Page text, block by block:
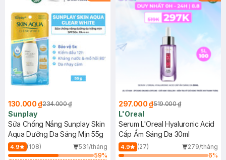
130.000 ₫234.000 ₫
Sunplay
Sữa Chống Nắng Sunplay Skin
Aqua Dưỡng Da Sáng Mịn 55g
4.9 (108)
531/tháng
59%
297.000 ₫519.000 ₫
L'Oreal
Serum L'Oreal Hyaluronic Acid
Cấp Ẩm Sáng Da 30ml
4.9 (27)
279/tháng
6%